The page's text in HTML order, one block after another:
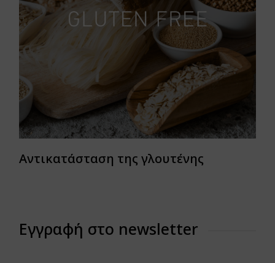
Αντικατάσταση της γλουτένης
Εγγραφή στο newsletter